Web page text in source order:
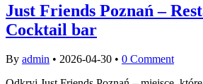
Just Friends Poznań –
Cocktail bar
By admin • 2026-04-30 • 0 Comment